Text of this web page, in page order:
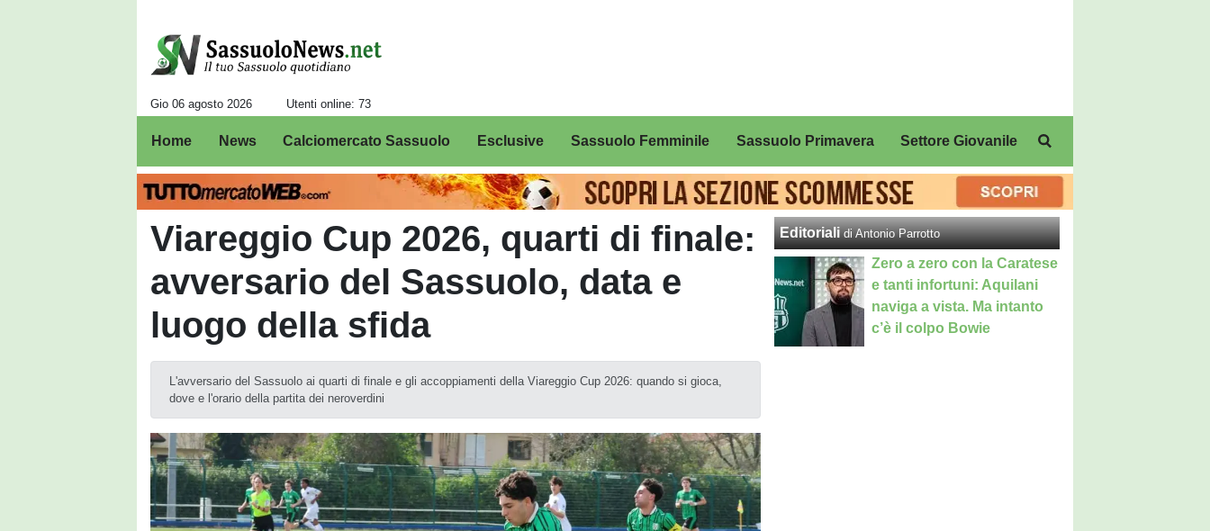
Gio 06 agosto 2026 Utenti online: 73
Home News Calciomercato Sassuolo Esclusive Sassuolo Femminile Sassuolo Primavera Settore Giovanile
Viareggio Cup 2026, quarti di finale:
avversario del Sassuolo, data e
luogo della sfida
L'avversario del Sassuolo ai quarti di finale e gli accoppiamenti della Viareggio Cup 2026: quando si gioca,
dove e l'orario della partita dei neroverdini
Editoriali di Antonio Parrotto
Zero a zero con la Caratese
e tanti infortuni: Aquilani
naviga a vista. Ma intanto
c’è il colpo Bowie